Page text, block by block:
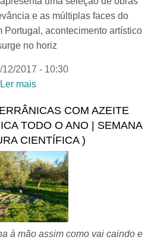
e as múltiplas faces do
Portugal, acontecimento artístico
no horiz
12/2017 - 10:30
Ler mais
PORTUGAL. A COLEÇÃO
DA FUNDAÇÃO
CUPERTINO DE
COM AZEITE
TODO O ANO | SEMANA
CIENTÍFICA )
à mão assim como vai caindo e